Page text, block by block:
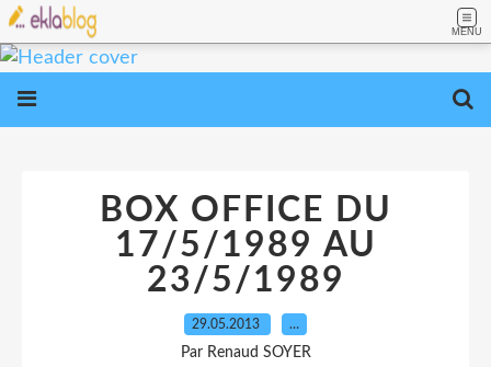
MENU
BOX OFFICE DU
17/5/1989 AU
23/5/1989
29.05.2013 …
Par Renaud SOYER